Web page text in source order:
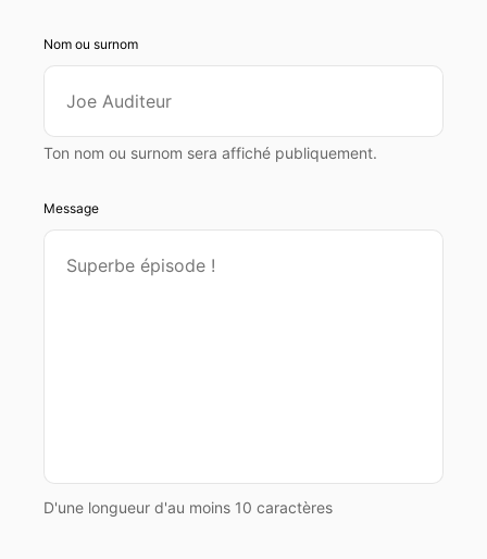
Nom ou surnom
Ton nom ou surnom sera affiché publiquement.
Message
D'une longueur d'au moins 10 caractères